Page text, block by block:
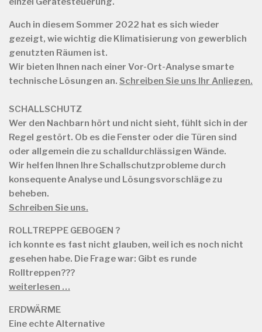
Auch in diesem Sommer 2022 hat es sich wieder
gezeigt, wie wichtig die Klimatisierung von gewerblich
genutzten Räumen ist.
Wir bieten Ihnen nach einer Vor-Ort-Analyse smarte
technische Lösungen an. Schreiben Sie uns Ihr Anliegen.
SCHALLSCHUTZ
Wer den Nachbarn hört und nicht sieht, fühlt sich in der
Regel gestört. Ob es die Fenster oder die Türen sind
oder allgemein die zu schalldurchlässigen Wände.
Wir helfen Ihnen Ihre Schallschutzprobleme durch
konsequente Analyse und Lösungsvorschläge zu
beheben.
Schreiben Sie uns.
ROLLTREPPE GEBOGEN ?
ich konnte es fast nicht glauben, weil ich es noch nicht
gesehen habe. Die Frage war: Gibt es runde
Rolltreppen???
weiterlesen …
ERDWÄRME
Eine echte Alternative